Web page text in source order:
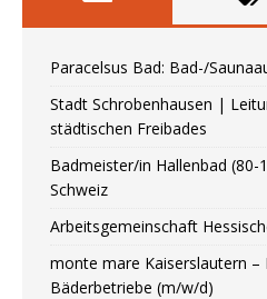
Paracelsus Bad: Bad-/
Stadt Schrobenhausen |
städtischen Freibades
Badmeister/in Hallenbad (80-
Schweiz
Arbeitsgemeinschaft
monte mare Kaiserslautern
Bäderbetriebe (m/w/d)